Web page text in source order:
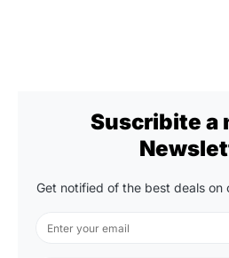
Suscribite a
Get notified of the best deals on